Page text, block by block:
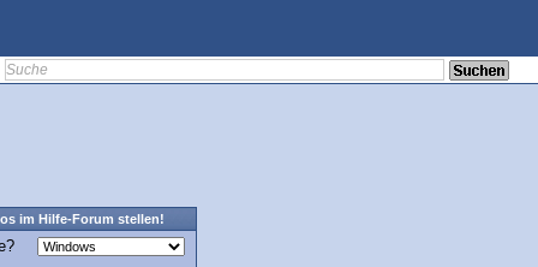
im Hilfe-Forum stellen!